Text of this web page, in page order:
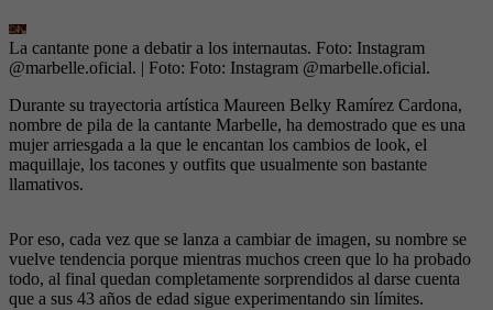
La cantante pone a debatir a los internautas. Foto: Instagram
@marbelle.oficial. | Foto: Foto: Instagram @marbelle.oficial.
Durante su trayectoria artística Maureen Belky Ramírez Cardona,
nombre de pila de la cantante Marbelle, ha demostrado que es una
mujer arriesgada a la que le encantan los cambios de look, el
maquillaje, los tacones y outfits que usualmente son bastante
llamativos.
Por eso, cada vez que se lanza a cambiar de imagen, su nombre se
vuelve tendencia porque mientras muchos creen que lo ha probado
todo, al final quedan completamente sorprendidos al darse cuenta
que a sus 43 años de edad sigue experimentando sin límites.